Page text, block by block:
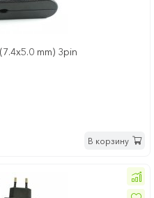
mm) 3pin
В корзину